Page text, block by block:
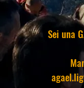
Sei una